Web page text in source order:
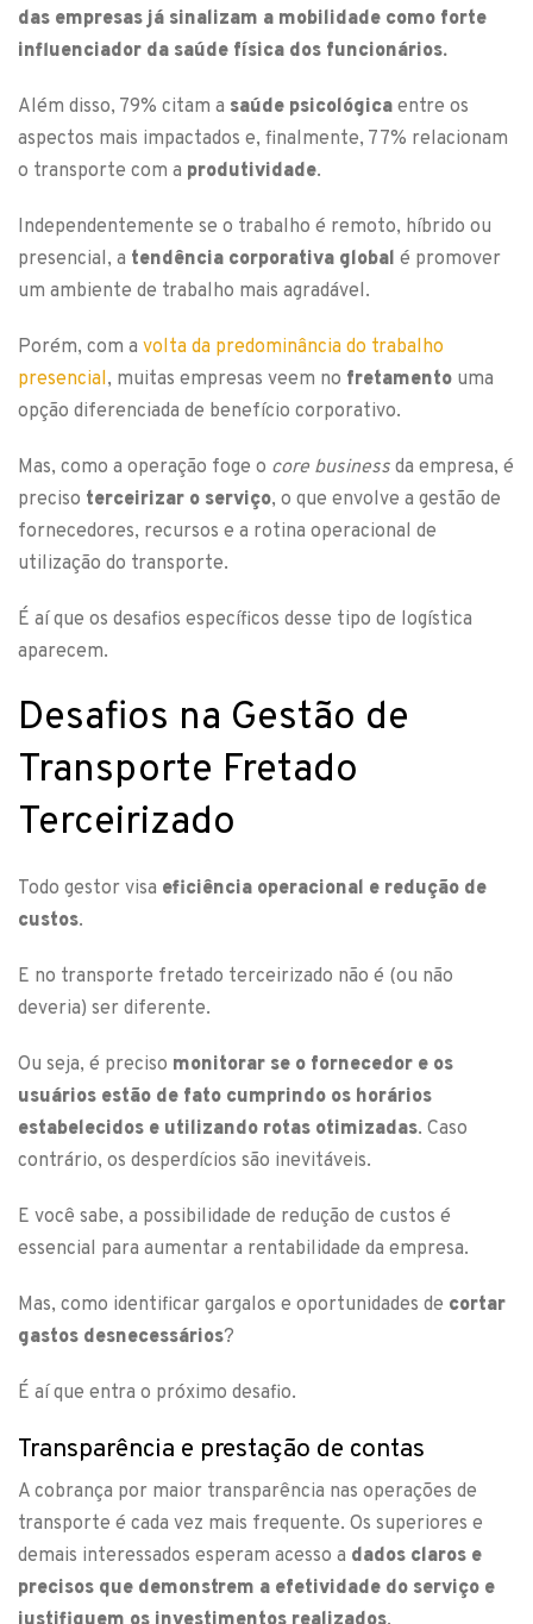
das empresas já sinalizam a mobilidade como forte
influenciador da saúde física dos funcionários.
Além disso, 79% citam a saúde psicológica entre os
aspectos mais impactados e, finalmente, 77% relacionam
o transporte com a produtividade.
Independentemente se o trabalho é remoto, híbrido ou
presencial, a tendência corporativa global é promover
um ambiente de trabalho mais agradável.
Porém, com a volta da predominância do trabalho
presencial, muitas empresas veem no fretamento uma
opção diferenciada de benefício corporativo.
Mas, como a operação foge o core business da empresa, é
preciso terceirizar o serviço, o que envolve a gestão de
fornecedores, recursos e a rotina operacional de
utilização do transporte.
É aí que os desafios específicos desse tipo de logística
aparecem.
Desafios na Gestão de
Transporte Fretado
Terceirizado
Todo gestor visa eficiência operacional e redução de
custos.
E no transporte fretado terceirizado não é (ou não
deveria) ser diferente.
Ou seja, é preciso monitorar se o fornecedor e os
usuários estão de fato cumprindo os horários
estabelecidos e utilizando rotas otimizadas. Caso
contrário, os desperdícios são inevitáveis.
E você sabe, a possibilidade de redução de custos é
essencial para aumentar a rentabilidade da empresa.
Mas, como identificar gargalos e oportunidades de cortar
gastos desnecessários?
É aí que entra o próximo desafio.
Transparência e prestação de contas
A cobrança por maior transparência nas operações de
transporte é cada vez mais frequente. Os superiores e
demais interessados esperam acesso a dados claros e
precisos que demonstrem a efetividade do serviço e